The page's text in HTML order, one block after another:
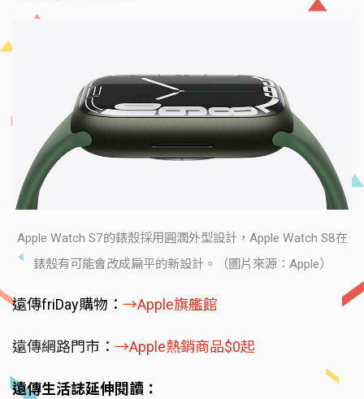
Apple Watch S7的錶殼採用圓潤外型設計，Apple Watch S8在
錶殼有可能會改成扁平的新設計。（圖片來源：Apple）
遠傳friDay購物： →Apple旗艦館
遠傳網路門市： →Apple熱銷商品$0起
遠傳生活誌延伸閱讀：